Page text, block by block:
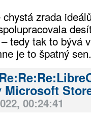
zrada
tedy tak to bývá
je to špatný sen.
Microsoft
00:24:41